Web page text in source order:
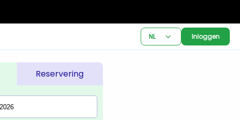
NL Inloggen
Reservering